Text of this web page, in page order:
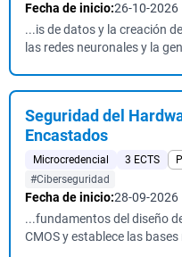
Fecha de inicio:26-10-2026
...is de datos y la creación
las redes neuronales y la
Seguridad del
Encastados
Microcredencial 3 ECTS
#Ciberseguridad
Fecha de inicio:28-09-2026
...fundamentos del diseño
CMOS y establece las